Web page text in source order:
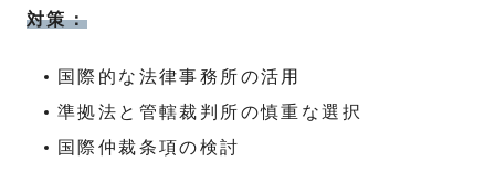
対策：
国際的な法律事務所の活用
準拠法と管轄裁判所の慎重な選択
国際仲裁条項の検討